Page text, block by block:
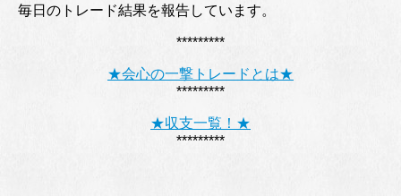
毎日のトレード結果を報告しています。
*********
★会心の一撃トレードとは★
*********
★収支一覧！★
*********